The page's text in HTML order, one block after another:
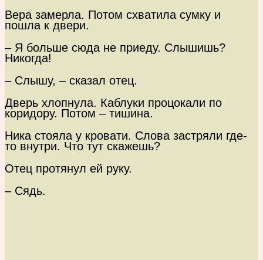
Вера замерла. Потом схватила сумку и
пошла к двери.
– Я больше сюда не приеду. Слышишь?
Никогда!
– Слышу, – сказал отец.
Дверь хлопнула. Каблуки процокали по
коридору. Потом – тишина.
Ника стояла у кровати. Слова застряли где-
то внутри. Что тут скажешь?
Отец протянул ей руку.
– Сядь.